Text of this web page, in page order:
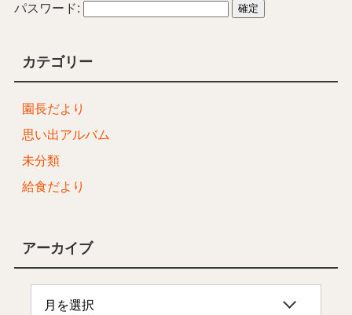
パスワード:
カテゴリー
園長だより
思い出アルバム
未分類
給食だより
アーカイブ